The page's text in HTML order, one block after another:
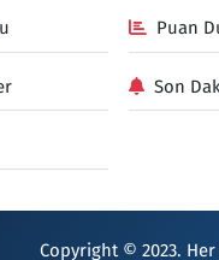
Puan
Son
Copyright © 2023. Her